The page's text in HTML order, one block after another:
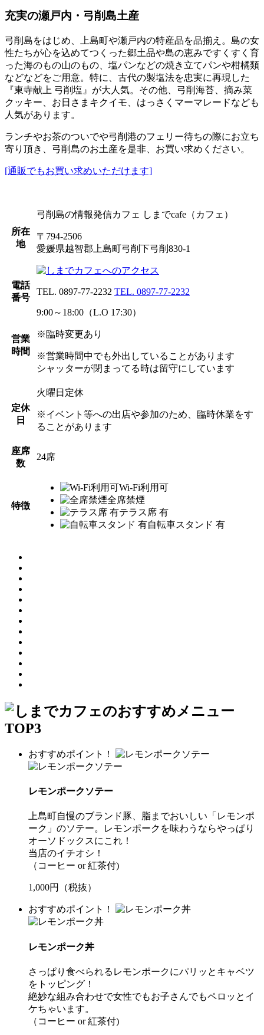
充実の瀬戸内・弓削島土産
弓削島をはじめ、上島町や瀬戸内の特産品を品揃え。島の女
性たちが心を込めてつくった郷土品や島の恵みですくすく育
った海のもの山のもの、塩パンなどの焼き立てパンや柑橘類
などなどをご用意。特に、古代の製塩法を忠実に再現した
『東寺献上 弓削塩』が大人気。その他、弓削海苔、摘み菜
クッキー、お日さまキクイモ、はっさくマーマレードなども
人気があります。
ランチやお茶のついでや弓削港のフェリー待ちの際にお立ち
寄り頂き、弓削島のお土産を是非、お買い求めください。
[通販でもお買い求めいただけます]
所在
地
弓削島の情報発信カフェ しまでcafe（カフェ）
〒794-2506
愛媛県越智郡上島町弓削下弓削830-1
電話
番号
TEL. 0897-77-2232 TEL. 0897-77-2232
営業
時間
9:00～18:00（L.O 17:30）
※臨時変更あり
※営業時間中でも外出していることがあります
シャッターが閉まってる時は留守にしています
定休
日
火曜日定休
※イベント等への出店や参加のため、臨時休業をす
ることがあります
座席
数
24席
特徴
Wi-Fi利用可
全席禁煙
テラス席 有
自転車スタンド 有
おすすめポイント！
レモンポークソテー
上島町自慢のブランド豚、脂までおいしい「レモンポ
ーク」のソテー。レモンポークを味わうならやっぱり
オーソドックスにこれ！
当店のイチオシ！
（コーヒー or 紅茶付)
1,000円（税抜）
おすすめポイント！
レモンポーク丼
さっぱり食べられるレモンポークにパリッとキャベツ
をトッピング！
絶妙な組み合わせで女性でもお子さんでもペロッとイ
ケちゃいます。
（コーヒー or 紅茶付)